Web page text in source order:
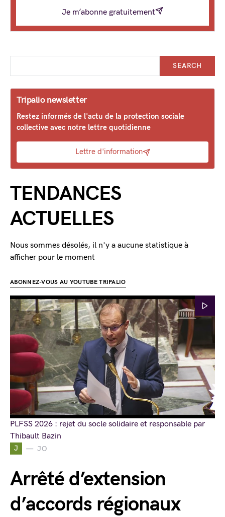
J JO
Arrêté d’extension
d’accords régionaux
Je m’abonne gratuitement
SEARCH
Tripalio newsletter
Restez informés de l'actu de la protection sociale
collective avec notre lettre quotidienne
Lettre d'information
TENDANCES
ACTUELLES
Nous sommes désolés, il n'y a aucune statistique à
afficher pour le moment
ABONNEZ-VOUS AU YOUTUBE TRIPALIO
PLFSS 2026 : rejet du socle solidaire et responsable par
Thibault Bazin